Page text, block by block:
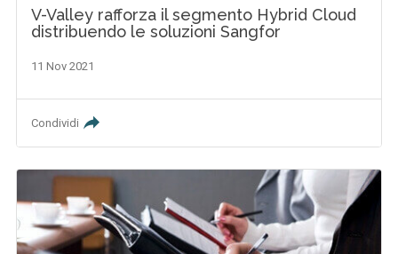
V-Valley rafforza il segmento Hybrid Cloud
distribuendo le soluzioni Sangfor
11 Nov 2021
Condividi